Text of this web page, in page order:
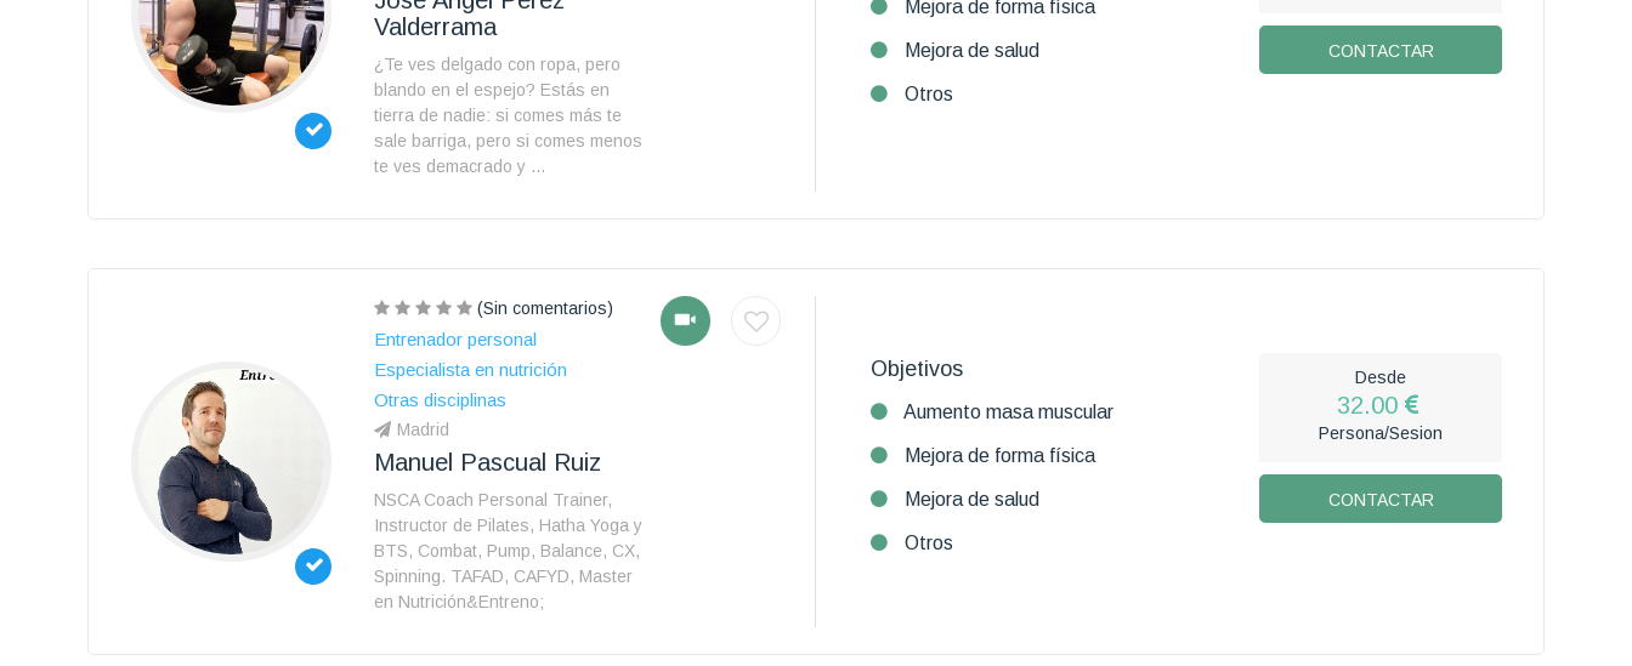
Valderrama
¿Te ves delgado con ropa, pero
blando en el espejo? Estás en
tierra de nadie: si comes más te
sale barriga, pero si comes menos
te ves demacrado y ...
Mejora de forma física
Mejora de salud
Otros
CONTACTAR
(Sin comentarios)
Entrenador personal
Especialista en nutrición
Otras disciplinas
Madrid
Manuel Pascual Ruiz
NSCA Coach Personal Trainer,
Instructor de Pilates, Hatha Yoga y
BTS, Combat, Pump, Balance, CX,
Spinning. TAFAD, CAFYD, Master
en Nutrición&Entreno;
Objetivos
Aumento masa muscular
Mejora de forma física
Mejora de salud
Otros
Desde
32.00
Persona/Sesion
CONTACTAR